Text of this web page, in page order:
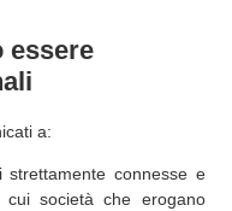
essere
a:
strettamente connesse e
cui società che erogano